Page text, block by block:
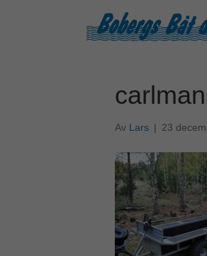
Av Lars | 23